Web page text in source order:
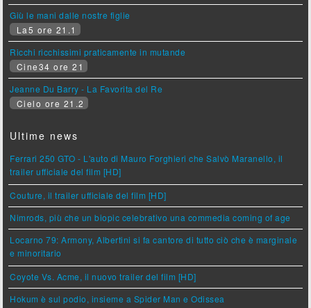
Giù le mani dalle nostre figlie
La5 ore 21.1
Ricchi ricchissimi praticamente in mutande
Cine34 ore 21
Jeanne Du Barry - La Favorita del Re
Cielo ore 21.2
Ultime news
Ferrari 250 GTO - L'auto di Mauro Forghieri che Salvò Maranello, il
trailer ufficiale del film [HD]
Couture, il trailer ufficiale del film [HD]
Nimrods, più che un biopic celebrativo una commedia coming of age
Locarno 79: Armony, Albertini si fa cantore di tutto ciò che è marginale
e minoritario
Coyote Vs. Acme, il nuovo trailer del film [HD]
Hokum è sul podio, insieme a Spider Man e Odissea